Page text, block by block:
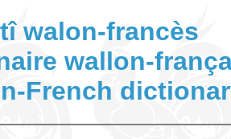
walon-francès
wallon-
French